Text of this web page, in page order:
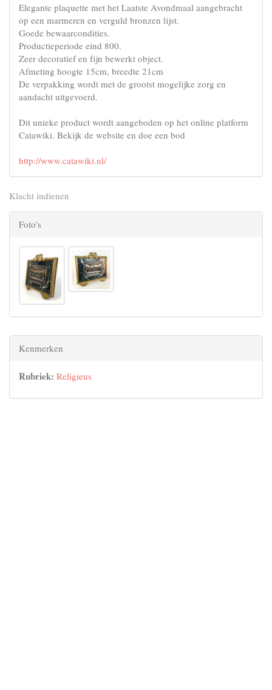
Elegante plaquette met het Laatste Avondmaal aangebracht
op een marmeren en verguld bronzen lijst.
Goede bewaarcondities.
Productieperiode eind 800.
Zeer decoratief en fijn bewerkt object.
Afmeting hoogte 15cm, breedte 21cm
De verpakking wordt met de grootst mogelijke zorg en
aandacht uitgevoerd.
Dit unieke product wordt aangeboden op het online platform
Catawiki. Bekijk de website en doe een bod
http://www.catawiki.nl/
Klacht indienen
Foto's
Kenmerken
Rubriek: Religieus